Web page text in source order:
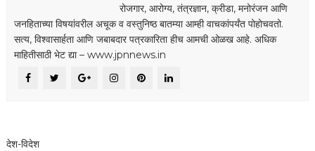
रोजगार, आरोग्य, तंत्रज्ञान, क्रीडा, मनोरंजन आणि
जनहिताच्या विषयांवरील अचूक व वस्तुनिष्ठ बातम्या आम्ही वाचकांपर्यंत पोहोचवतो.
सत्य, विश्वासार्हता आणि जबाबदार पत्रकारिता हीच आमची ओळख आहे. अधिक
माहितीसाठी भेट द्या – www.jpnnews.in
देश-विदेश